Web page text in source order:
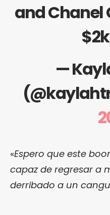
and Chanel
—
«Espero que este
capaz de regresar a
derribado a un